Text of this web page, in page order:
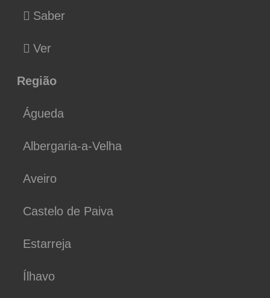
Saber
Ver
Região
Águeda
Albergaria-a-Velha
Aveiro
Castelo de Paiva
Estarreja
Ílhavo